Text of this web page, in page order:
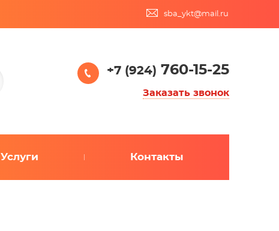
sba_ykt@mail.ru
+7 (924) 760-15-25
Заказать звонок
Услуги Контакты